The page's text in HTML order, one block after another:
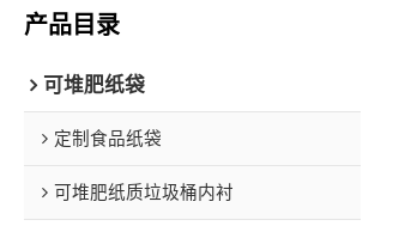
产品目录
可堆肥纸袋
定制食品纸袋
可堆肥纸质垃圾桶内衬